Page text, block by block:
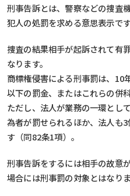
刑事告訴とは、警察などの捜査
犯人の処罰を求める意思表示です
捜査の結果相手が起訴されて有
なります。
商標権侵害による刑事罰は、10
以下の罰金、またはこれらの併
ただし、法人が業務の一環とし
為者が罰せられるほか、法人も
す（同82条1項）。
刑事告訴をするには相手の故意
場合には刑事罰の対象とはなりま